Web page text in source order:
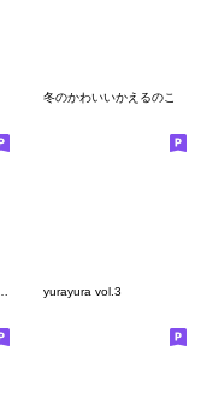
冬のかわいいかえるのこ
yurayura vol.3